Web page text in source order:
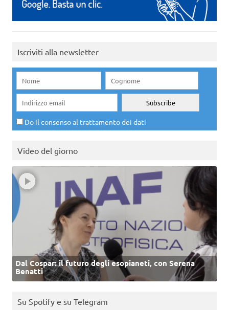
Iscriviti alla newsletter
Do il consenso al trattamento dei dati
Video del giorno
Dal Cospar: il futuro degli esopianeti, con Serena
Benatti
Su Spotify e su Telegram